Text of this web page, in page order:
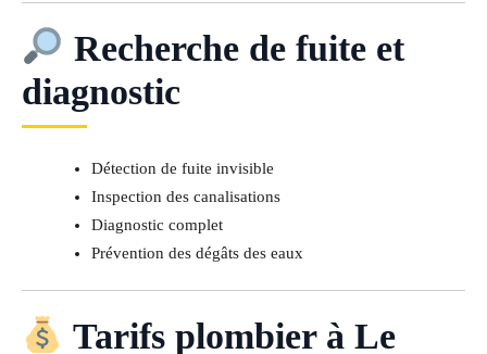
Recherche de fuite et
diagnostic
Détection de fuite invisible
Inspection des canalisations
Diagnostic complet
Prévention des dégâts des eaux
Tarifs plombier à Le